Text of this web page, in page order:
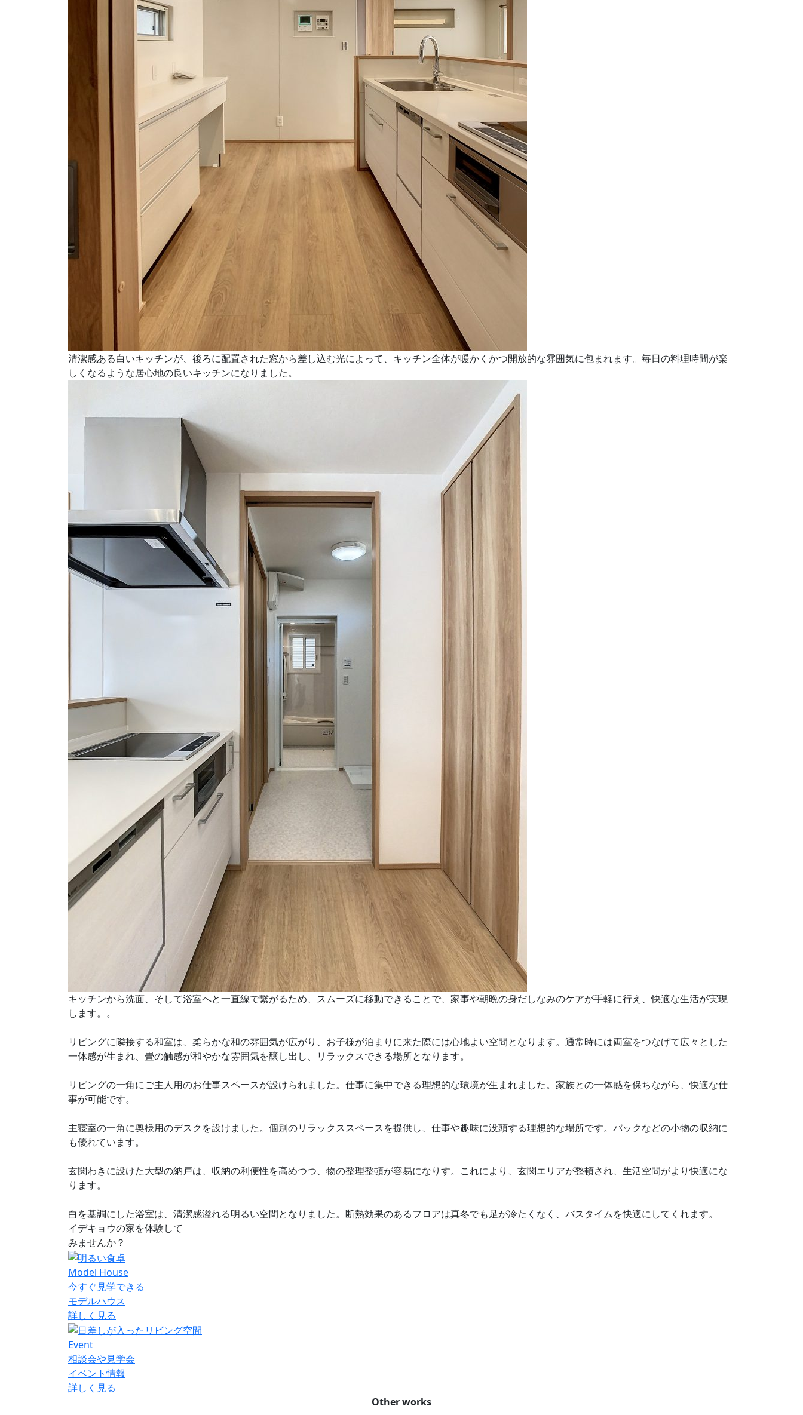
清潔感ある白いキッチンが、後ろに配置された窓から差し込む光によって、キッチン全体が暖かくかつ開放的な雰囲気に包まれます。毎日の料理時間が楽
しくなるような居心地の良いキッチンになりました。
キッチンから洗面、そして浴室へと一直線で繋がるため、スムーズに移動できることで、家事や朝晩の身だしなみのケアが手軽に行え、快適な生活が実現
します。。
リビングに隣接する和室は、柔らかな和の雰囲気が広がり、お子様が泊まりに来た際には心地よい空間となります。通常時には両室をつなげて広々とした
一体感が生まれ、畳の触感が和やかな雰囲気を醸し出し、リラックスできる場所となります。
リビングの一角にご主人用のお仕事スペースが設けられました。仕事に集中できる理想的な環境が生まれました。家族との一体感を保ちながら、快適な仕
事が可能です。
主寝室の一角に奥様用のデスクを設けました。個別のリラックススペースを提供し、仕事や趣味に没頭する理想的な場所です。バックなどの小物の収納に
も優れています。
玄関わきに設けた大型の納戸は、収納の利便性を高めつつ、物の整理整頓が容易になりす。これにより、玄関エリアが整頓され、生活空間がより快適にな
ります。
白を基調にした浴室は、清潔感溢れる明るい空間となりました。断熱効果のあるフロアは真冬でも足が冷たくなく、バスタイムを快適にしてくれます。
イデキョウの家を体験して
みませんか？
Model House
今すぐ見学できる
モデルハウス
詳しく見る
Event
相談会や見学会
イベント情報
詳しく見る
Other works